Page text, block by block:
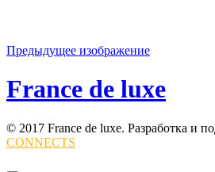
Предыдущее изображение
France de luxe
© 2017 France de luxe. Разработка и
CONNECTS